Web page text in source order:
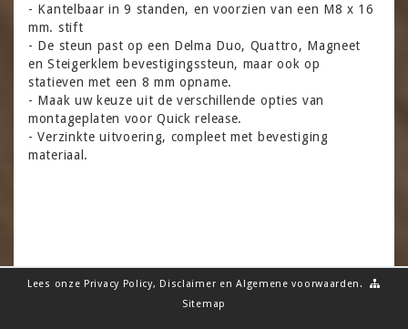
- Kantelbaar in 9 standen, en voorzien van een M8 x 16
mm. stift
- De steun past op een Delma Duo, Quattro, Magneet
en Steigerklem bevestigingssteun, maar ook op
statieven met een 8 mm opname.
- Maak uw keuze uit de verschillende opties van
montageplaten voor Quick release.
- Verzinkte uitvoering, compleet met bevestiging
materiaal.
Lees onze Privacy Policy, Disclaimer enAlgemene voorwaarden .
Sitemap